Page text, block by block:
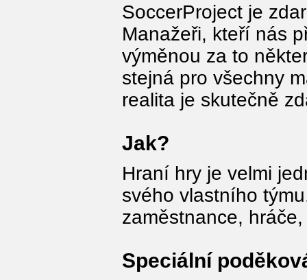
SoccerProject je
Manažeři, kteří nás
výměnou za to
stejná pro všechny
realita je skutečně
Jak?
Hraní hry je velmi
svého vlastního
zaměstnance,
Speciální